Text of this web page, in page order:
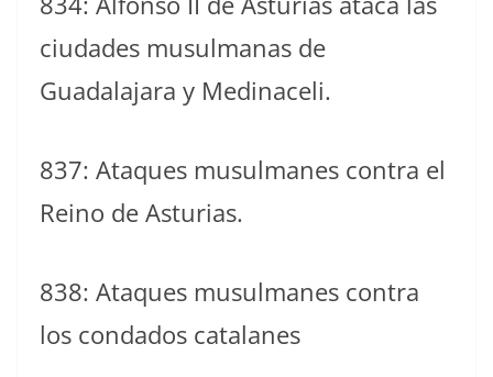
ciudades musulmanas de
Guadalajara y Medinaceli.
837: Ataques musulmanes contra el
Reino de Asturias.
838: Ataques musulmanes contra
los condados catalanes